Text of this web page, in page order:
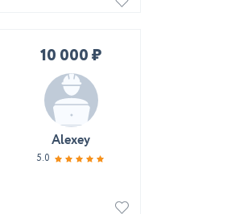
10 000 ₽
Alexey
5.0